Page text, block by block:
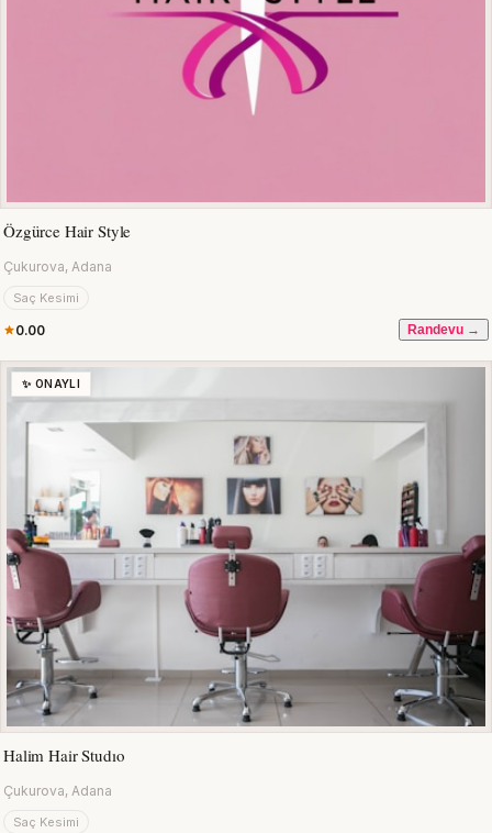
Özgürce Hair Style
Çukurova, Adana
Saç Kesimi
0.00 Randevu →
✨ ONAYLI
Halim Hair Studıo
Çukurova, Adana
Saç Kesimi